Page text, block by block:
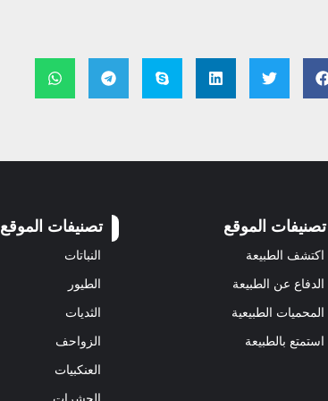
تصنيفات الموقع
اكتشف الطبيعة
الدفاع عن الطبيعة
المحميات الطبيعية
استمتع بالطبيعة
تصنيفات الموقع
النباتات
الطيور
الثديات
الزواحف
العنكبيات